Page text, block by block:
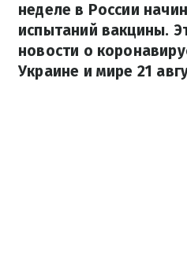
неделе в России
испытаний вакцины.
новости о
Украине и мире 21